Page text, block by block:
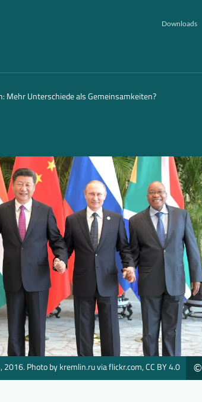
Downloads
Mehr Unterschiede als Gemeinsamkeiten?
©
2016. Photo by kremlin.ru via flickr.com, CC BY 4.0